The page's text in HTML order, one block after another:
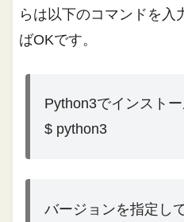
らは以下のコマンドを入
ばOKです。
Python3でインスト
$ python3
バージョンを指定し